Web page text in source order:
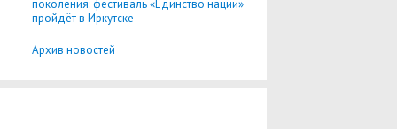
поколения: фестиваль «Единство нации»
пройдёт в Иркутске
Архив новостей